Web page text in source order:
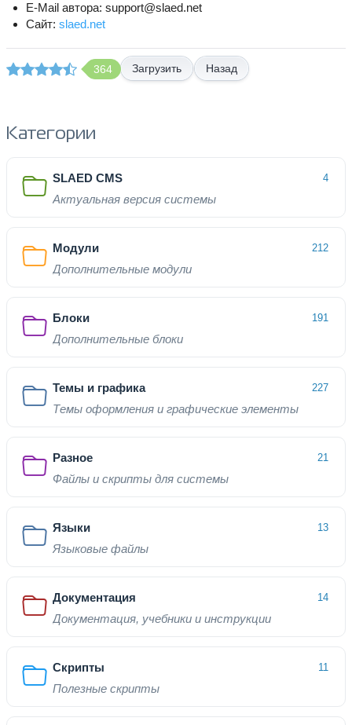
E-Mail автора: support@slaed.net
Сайт: slaed.net
364 Назад
Категории
SLAED CMS 4
Актуальная версия системы
Модули 212
Дополнительные модули
Блоки 191
Дополнительные блоки
Темы и графика 227
Темы оформления и графические элементы
Разное 21
Файлы и скрипты для системы
Языки 13
Языковые файлы
Документация 14
Документация, учебники и инструкции
Скрипты 11
Полезные скрипты